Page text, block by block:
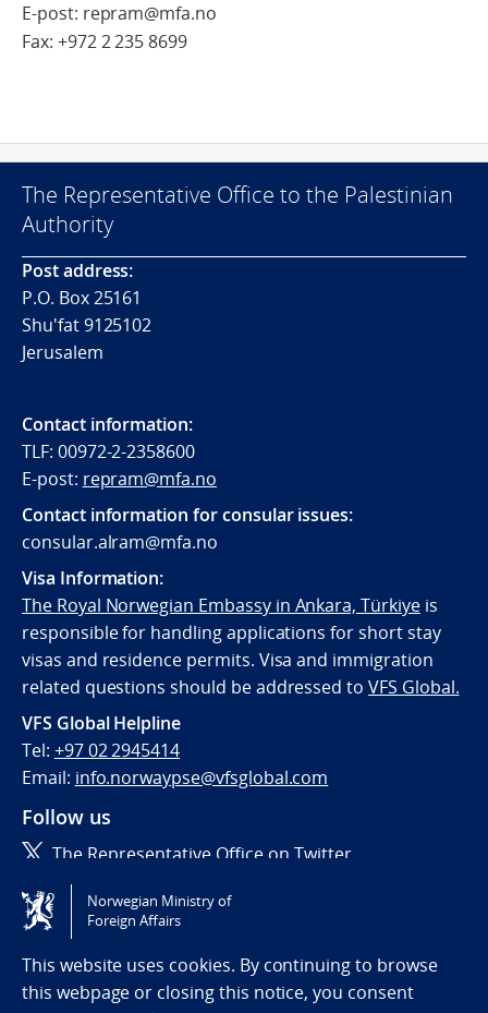
E-post: repram@mfa.no
Fax: +972 2 235 8699
The Representative Office to the Palestinian
Authority
Post address:
P.O. Box 25161
Shu'fat 9125102
Jerusalem
Contact information:
TLF: 00972-2-2358600
E-post: repram@mfa.no
Contact information for consular issues:
consular.alram@mfa.no
Visa Information:
The Royal Norwegian Embassy in Ankara, Türkiyeis
responsible for handling applications for short stay
visas and residence permits. Visa and immigration
related questions should be addressed toVFS Global.
VFS Global Helpline
Tel: +97 02 2945414
Email: info.norwaypse@vfsglobal.com
Follow us
The Representative Office on Twitter
Tilgjengelighetserklæring / Accessibility statement
(NO)
Norwegian Ministry of
Foreign Affairs
This website uses cookies. By continuing to browse
this webpage or closing this notice, you consent